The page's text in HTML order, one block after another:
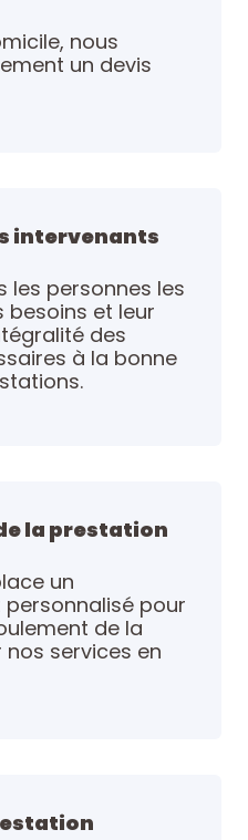
nous
un devis
intervenants
les personnes les
besoins et leur
des
à la bonne
la prestation
un
pour
de la
services en